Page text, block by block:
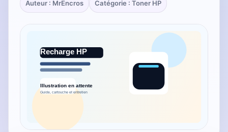
Auteur : MrEncros Catégorie : Toner HP